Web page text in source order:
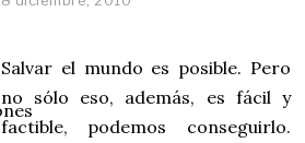
Salvar el mundo es posible. Pero
no sólo eso, además, es fácil y
factible, podemos conseguirlo.